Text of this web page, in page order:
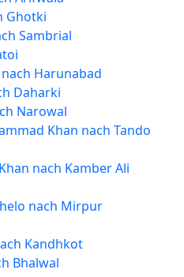
Ghotki
Sambrial
Harunabad
Daharki
Narowal
Khan nach Tando
nach Kamber Ali
nach Mirpur
Kandhkot
Bhalwal